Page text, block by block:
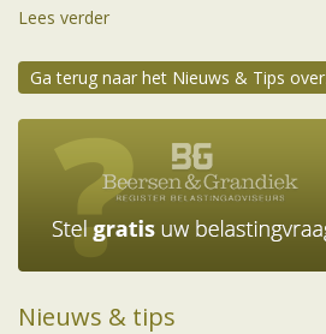
Lees verder
Ga terug naar het Nieuws & Tips
Nieuws & tips